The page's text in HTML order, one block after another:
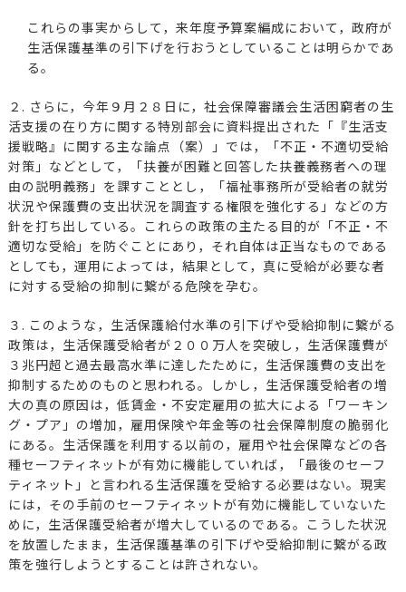
これらの事実からして，来年度予算案編成において，政府が
生活保護基準の引下げを行おうとしていることは明らかであ
る。
２. さらに，今年９月２８日に，社会保障審議会生活困窮者の生
活支援の在り方に関する特別部会に資料提出された「『生活支
援戦略』に関する主な論点（案）」では，「不正・不適切受給
対策」などとして，「扶養が困難と回答した扶養義務者への理
由の説明義務」を課すこととし，「福祉事務所が受給者の就労
状況や保護費の支出状況を調査する権限を強化する」などの方
針を打ち出している。これらの政策の主たる目的が「不正・不
適切な受給」を防ぐことにあり，それ自体は正当なものである
としても，運用によっては，結果として，真に受給が必要な者
に対する受給の抑制に繋がる危険を孕む。
３. このような，生活保護給付水準の引下げや受給抑制に繋がる
政策は，生活保護受給者が２００万人を突破し，生活保護費が
３兆円超と過去最高水準に達したために，生活保護費の支出を
抑制するためのものと思われる。しかし，生活保護受給者の増
大の真の原因は，低賃金・不安定雇用の拡大による「ワーキン
グ・プア」の増加，雇用保険や年金等の社会保障制度の脆弱化
にある。生活保護を利用する以前の，雇用や社会保障などの各
種セーフティネットが有効に機能していれば，「最後のセーフ
ティネット」と言われる生活保護を受給する必要はない。現実
には，その手前のセーフティネットが有効に機能していないた
めに，生活保護受給者が増大しているのである。こうした状況
を放置したまま，生活保護基準の引下げや受給抑制に繋がる政
策を強行しようとすることは許されない。